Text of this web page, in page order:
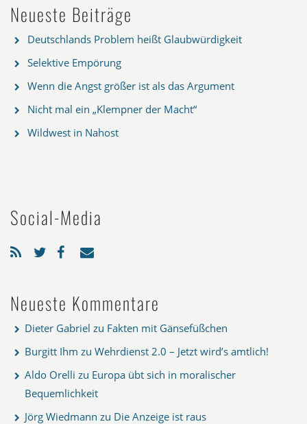
Neueste Beiträge
Deutschlands Problem heißt Glaubwürdigkeit
Selektive Empörung
Wenn die Angst größer ist als das Argument
Nicht mal ein „Klempner der Macht“
Wildwest in Nahost
Social-Media
Neueste Kommentare
Dieter Gabriel zu Fakten mit Gänsefüßchen
Burgitt Ihm zu Wehrdienst 2.0 – Jetzt wird’s amtlich!
Aldo Orelli zu Europa übt sich in moralischer
Bequemlichkeit
Jörg Wiedmann zu Die Anzeige ist raus